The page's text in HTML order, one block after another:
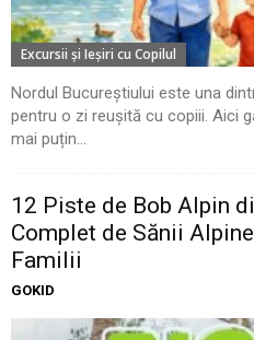
Excursii şi Ieşiri cu Copilul
Nordul Bucureștiului este una
pentru o zi reușită cu copiii. Aici
mai puțin...
12 Piste de Bob Alpin
Complet de Sănii
Familii
GOKID